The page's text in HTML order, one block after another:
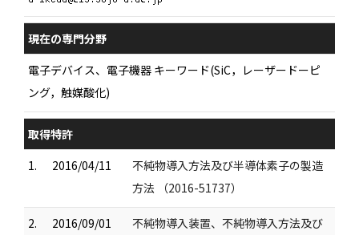
現在の専門分野
電子デバイス、電子機器 キーワード(SiC，レーザードーピ
ング，触媒酸化)
取得特許
1.
2016/04/11
不純物導入方法及び半導体素子の製造
方法 （2016-51737）
2. 2016/09/01
不純物導入装置、不純物導入方法及び